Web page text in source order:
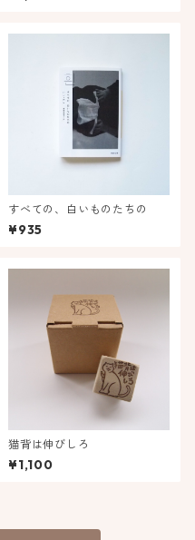
すべての、白いものたちの
¥935
猫背は伸びしろ
¥1,100